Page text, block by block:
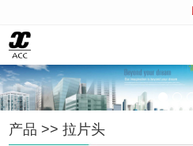
产品 >>拉片头